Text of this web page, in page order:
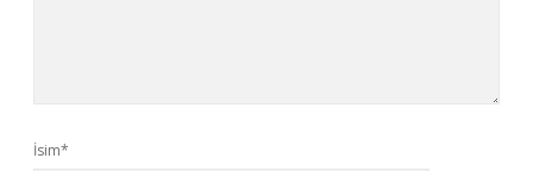
İsim*